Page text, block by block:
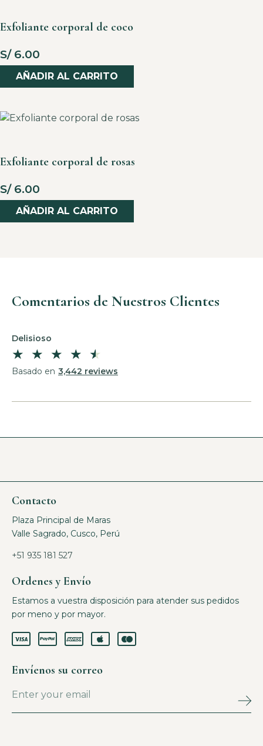
Exfoliante corporal de coco
S/6.00
AÑADIR AL CARRITO
Exfoliante corporal de rosas
S/6.00
AÑADIR AL CARRITO
Comentarios de Nuestros Clientes
Delisioso
★ ★ ★ ★ ★
Basado en 3,442 reviews
Contacto
Plaza Principal de Maras
Valle Sagrado, Cusco, Perú
+51 935 181 527
Ordenes y Envío
Estamos a vuestra disposición para atender sus pedidos
por meno y por mayor.
Envíenos su correo